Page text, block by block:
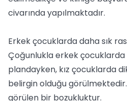
civarında yapılmaktadır.
Erkek çocuklarda daha sık
Çoğunlukla erkek
plandayken, kız çocuklarda
belirgin olduğu görülmektedir.
görülen bir bozukluktur.